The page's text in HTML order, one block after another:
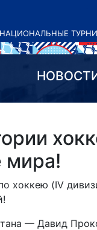
НАЦИОНАЛЬНЫЕ
мира!
хоккею (IV
— Давид